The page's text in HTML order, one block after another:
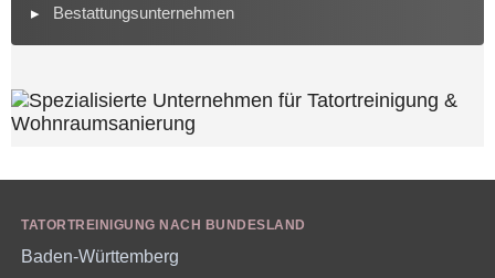
Bestattungsunternehmen
TATORTREINIGUNG NACH BUNDESLAND
Baden-Württemberg